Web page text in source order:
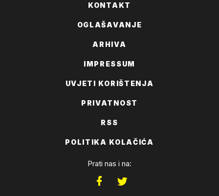
KONTAKT
OGLAŠAVANJE
ARHIVA
IMPRESSUM
UVJETI KORIŠTENJA
PRIVATNOST
RSS
POLITIKA KOLAČIĆA
Prati nas i na: